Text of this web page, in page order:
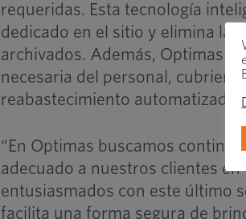
requeridas. Esta tecnología
dedicado en el sitio y elimina la
archivados. Además, Optimas
necesaria del personal,
reabastecimiento automatizado
“En Optimas buscamos
adecuado a nuestros clientes
entusiasmados con este último
facilita una forma segura de